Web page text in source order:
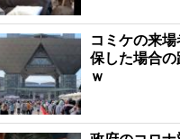
コミケの来
保した場合
ｗ